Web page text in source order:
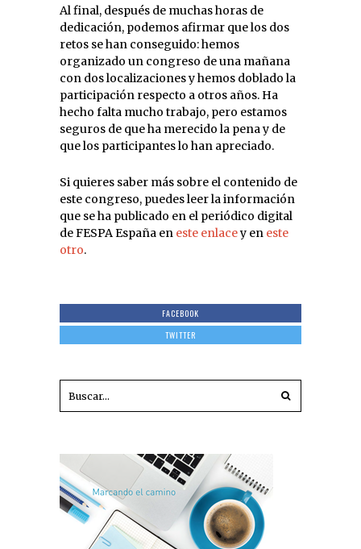
Al final, después de muchas horas de
dedicación, podemos afirmar que los dos
retos se han conseguido: hemos
organizado un congreso de una mañana
con dos localizaciones y hemos doblado la
participación respecto a otros años. Ha
hecho falta mucho trabajo, pero estamos
seguros de que ha merecido la pena y de
que los participantes lo han apreciado.
Si quieres saber más sobre el contenido de
este congreso, puedes leer la información
que se ha publicado en el periódico digital
de FESPA España en este enlacey en este
otro.
FACEBOOK
TWITTER